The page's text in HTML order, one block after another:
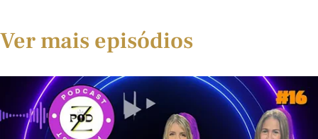
Ver mais episódios